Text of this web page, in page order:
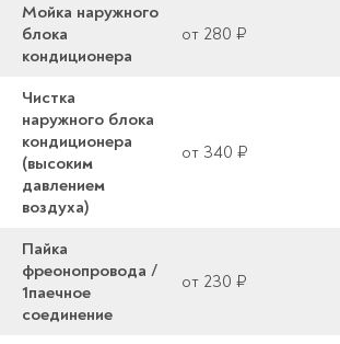
Мойка наружного
блока
кондиционера
от 280 ₽
Чистка
наружного блока
кондиционера
(высоким
давлением
воздуха)
от 340 ₽
Пайка
фреонопровода /
1паечное
соединение
от 230 ₽